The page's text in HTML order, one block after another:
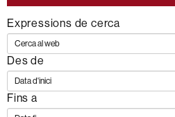
Expressions de cerca
Des de
Fins a